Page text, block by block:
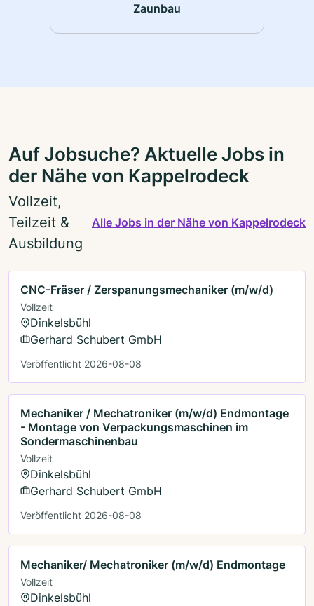
Zaunbau
Auf Jobsuche? Aktuelle Jobs in
der Nähe von Kappelrodeck
Vollzeit,
Teilzeit &
Ausbildung
Alle Jobs in der Nähe von Kappelrodeck
CNC-Fräser / Zerspanungsmechaniker (m/w/d)
Vollzeit
Dinkelsbühl
Gerhard Schubert GmbH
Veröffentlicht 2026-08-08
Mechaniker / Mechatroniker (m/w/d) Endmontage
- Montage von Verpackungsmaschinen im
Sondermaschinenbau
Vollzeit
Dinkelsbühl
Gerhard Schubert GmbH
Veröffentlicht 2026-08-08
Mechaniker/ Mechatroniker (m/w/d) Endmontage
Vollzeit
Dinkelsbühl